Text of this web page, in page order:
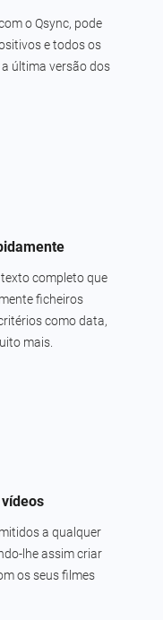
o Qsync, pode
e todos os
última versão dos
completo que
ficheiros
como data,
mais.
a qualquer
lhe assim criar
os seus filmes